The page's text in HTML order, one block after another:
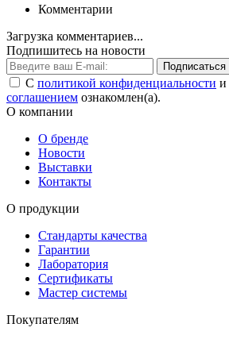
Комментарии
Загрузка комментариев...
Подпишитесь на новости
Подписаться
С политикой конфиденциальности и
соглашением ознакомлен(а).
О компании
О бренде
Новости
Выставки
Контакты
О продукции
Стандарты качества
Гарантии
Лаборатория
Сертификаты
Мастер системы
Покупателям